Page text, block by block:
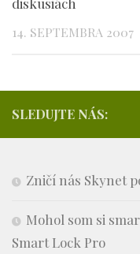
14. SEPTEMBRA 2007
SLEDUJTE NÁS:
Zničí nás Skynet
Mohol som si
Smart Lock Pro